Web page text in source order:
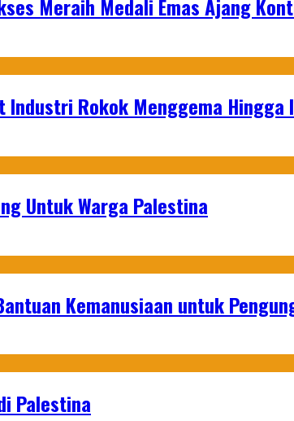
Meraih Medali Emas Ajang
Industri Rokok Menggema
Untuk Warga Palestina
Kemanusiaan untuk
Palestina